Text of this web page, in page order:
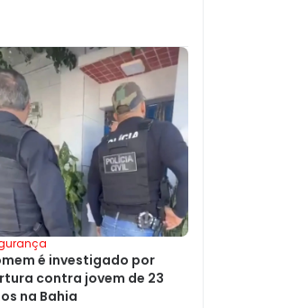
é investigado por
contra jovem de 23
na Bahia